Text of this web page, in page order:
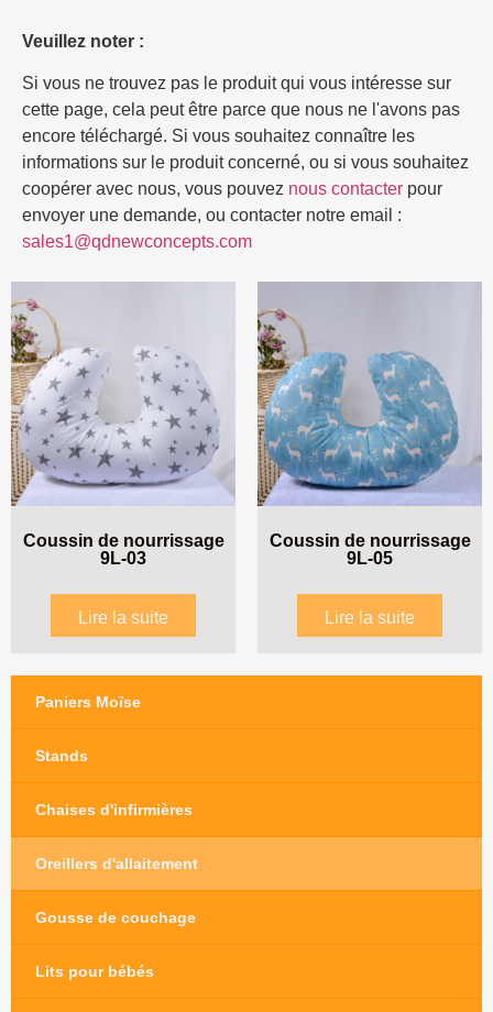
Veuillez noter :
Si vous ne trouvez pas le produit qui vous intéresse sur
cette page, cela peut être parce que nous ne l'avons pas
encore téléchargé. Si vous souhaitez connaître les
informations sur le produit concerné, ou si vous souhaitez
coopérer avec nous, vous pouvez nous contacter pour
envoyer une demande, ou contacter notre email :
sales1@qdnewconcepts.com
Coussin de nourrissage
9L-03
Lire la suite
Coussin de nourrissage
9L-05
Lire la suite
Paniers Moïse
Stands
Chaises d'infirmières
Oreillers d'allaitement
Gousse de couchage
Lits pour bébés